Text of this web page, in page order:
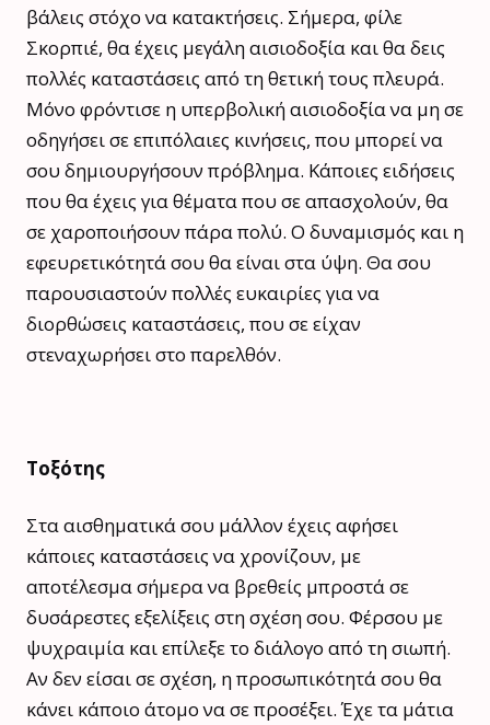
βάλεις στόχο να κατακτήσεις. Σήμερα, φίλε
Σκορπιέ, θα έχεις μεγάλη αισιοδοξία και θα δεις
πολλές καταστάσεις από τη θετική τους πλευρά.
Μόνο φρόντισε η υπερβολική αισιοδοξία να μη σε
οδηγήσει σε επιπόλαιες κινήσεις, που μπορεί να
σου δημιουργήσουν πρόβλημα. Κάποιες ειδήσεις
που θα έχεις για θέματα που σε απασχολούν, θα
σε χαροποιήσουν πάρα πολύ. Ο δυναμισμός και η
εφευρετικότητά σου θα είναι στα ύψη. Θα σου
παρουσιαστούν πολλές ευκαιρίες για να
διορθώσεις καταστάσεις, που σε είχαν
στεναχωρήσει στο παρελθόν.
Τοξότης
Στα αισθηματικά σου μάλλον έχεις αφήσει
κάποιες καταστάσεις να χρονίζουν, με
αποτέλεσμα σήμερα να βρεθείς μπροστά σε
δυσάρεστες εξελίξεις στη σχέση σου. Φέρσου με
ψυχραιμία και επίλεξε το διάλογο από τη σιωπή.
Αν δεν είσαι σε σχέση, η προσωπικότητά σου θα
κάνει κάποιο άτομο να σε προσέξει. Έχε τα μάτια